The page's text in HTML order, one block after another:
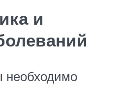
и
необходимо